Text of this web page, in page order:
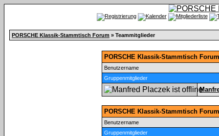
PORSCHE Klassik-Stammtisch Forum » Teammitglieder
PORSCHE Klassik-Stammtisch
Benutzername
Gruppenmitglieder
PORSCHE Klassik-Stammtisch
Benutzername
Gruppenmitglieder